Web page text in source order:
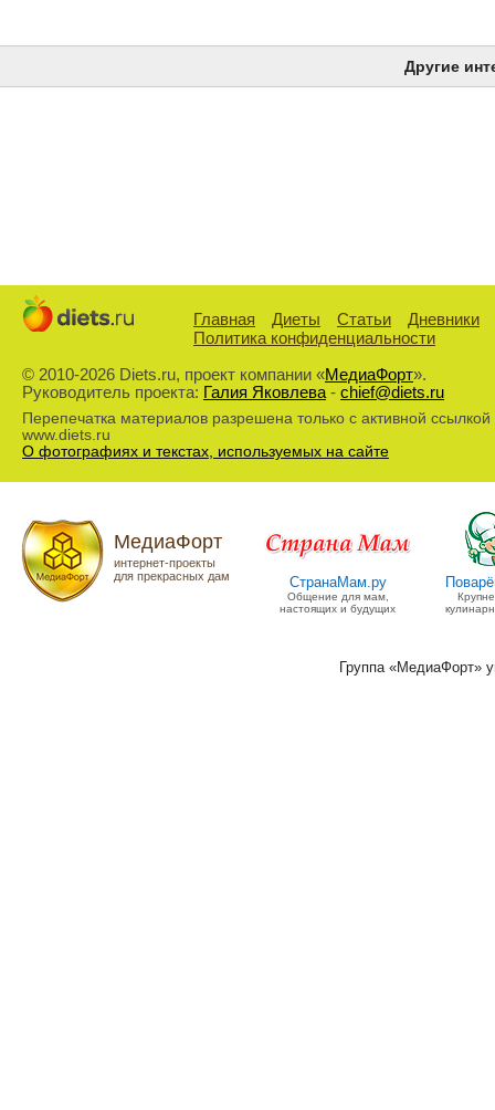
Другие
Главная Диеты Статьи
Дневники
Политика конфиденциальности
© 2010-2026 Diets.ru, проект компании «МедиаФорт».
Руководитель проекта: Галия Яковлева - chief@diets.ru
Перепечатка материалов разрешена только с активной ссылкой
www.diets.ru
О фотографиях и текстах, используемых на сайте
МедиаФорт
интернет-проекты
для прекрасных дам
СтранаМам.ру
Общение для мам,
настоящих и будущих
Группа «МедиаФорт»